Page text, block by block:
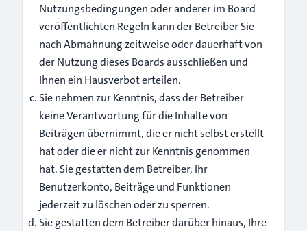
Nutzungsbedingungen oder anderer im Board
veröffentlichten Regeln kann der Betreiber Sie
nach Abmahnung zeitweise oder dauerhaft von
der Nutzung dieses Boards ausschließen und
Ihnen ein Hausverbot erteilen.
Sie nehmen zur Kenntnis, dass der Betreiber
keine Verantwortung für die Inhalte von
Beiträgen übernimmt, die er nicht selbst erstellt
hat oder die er nicht zur Kenntnis genommen
hat. Sie gestatten dem Betreiber, Ihr
Benutzerkonto, Beiträge und Funktionen
jederzeit zu löschen oder zu sperren.
Sie gestatten dem Betreiber darüber hinaus, Ihre